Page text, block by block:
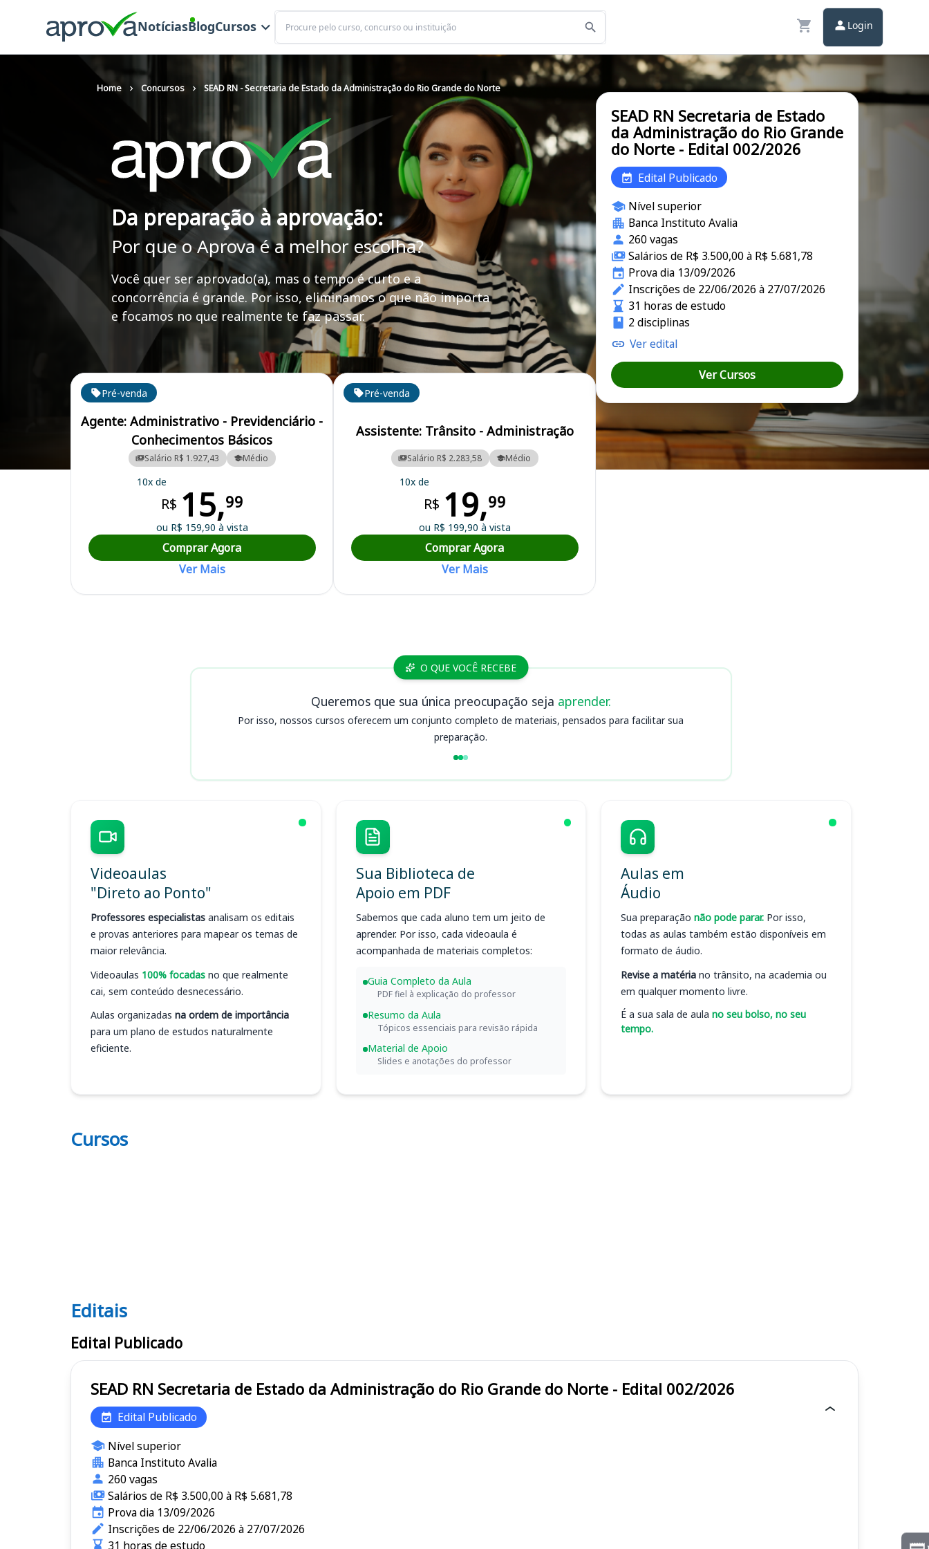
NotíciasBlogCursos
Buscar
Login
Home Concursos SEAD RN - Secretaria de Estado da Administração do Rio Grande do Norte
Da preparação à aprovação:
Por que o Aprova é a melhor escolha?
Você quer ser aprovado(a), mas o tempo é curto e a
concorrência é grande. Por isso, eliminamos o que não importa
e focamos no que realmente te faz passar.
Curso Preparatório para o Concurso SEAD RN - SEAD RN - Secretaria de Estado da Administração do Rio Grande do Norte
Cursos em destaque para passar no concurso SEAD RN
Pré-venda
Agente: Administrativo - Previdenciário -
Conhecimentos Básicos
Salário R$ 1.927,43 Médio
10x de
R$ 15,99
ou R$ 159,90 à vista
Comprar Agora
Ver Mais
Pré-venda
Assistente: Trânsito - Administração
Salário R$ 2.283,58 Médio
10x de
R$ 19,99
ou R$ 199,90 à vista
Comprar Agora
Ver Mais
SEAD RN Secretaria de Estado
da Administração do Rio Grande
do Norte - Edital 002/2026
Edital Publicado
Nível superior
Banca Instituto Avalia
260 vagas
Salários de R$ 3.500,00 à R$ 5.681,78
Prova dia 13/09/2026
Inscrições de 22/06/2026 à 27/07/2026
31 horas de estudo
2 disciplinas
Ver edital
Ver Cursos
Cursos SEAD RN O QUE VOCÊ RECEBE
Queremos que sua única preocupação seja aprender.
Por isso, nossos cursos oferecem um conjunto completo de materiais, pensados para facilitar sua
preparação.
Videoaulas
"Direto ao Ponto"
Professores especialistas analisam os editais
e provas anteriores para mapear os temas de
maior relevância.
Videoaulas 100% focadas no que realmente
cai, sem conteúdo desnecessário.
Aulas organizadas na ordem de importância
para um plano de estudos naturalmente
eficiente.
Sua Biblioteca de
Apoio em PDF
Sabemos que cada aluno tem um jeito de
aprender. Por isso, cada videoaula é
acompanhada de materiais completos:
Guia Completo da Aula
PDF fiel à explicação do professor
Resumo da Aula
Tópicos essenciais para revisão rápida
Material de Apoio
Slides e anotações do professor
Aulas em
Áudio
Sua preparação não pode parar. Por isso,
todas as aulas também estão disponíveis em
formato de áudio.
Revise a matéria no trânsito, na academia ou
em qualquer momento livre.
É a sua sala de aula no seu bolso, no seu
tempo.
Cursos
Editais SEAD RN
Editais
Edital Publicado
SEAD RN Secretaria de Estado da Administração do Rio Grande do Norte - Edital 002/2026
Edital Publicado
Nível superior
Banca Instituto Avalia
260 vagas
Salários de R$ 3.500,00 à R$ 5.681,78
Prova dia 13/09/2026
Inscrições de 22/06/2026 à 27/07/2026
31 horas de estudo